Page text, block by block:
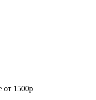
от 1500р